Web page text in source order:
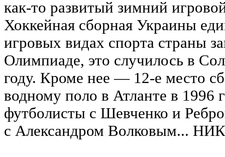
как-то развитый зимний
Хоккейная сборная Украины
игровых видах спорта страны
Олимпиаде, это случилось в
году. Кроме нее — 12-е место
водному поло в Атланте в 1996
футболисты с Шевченко и
с Александром Волковым...